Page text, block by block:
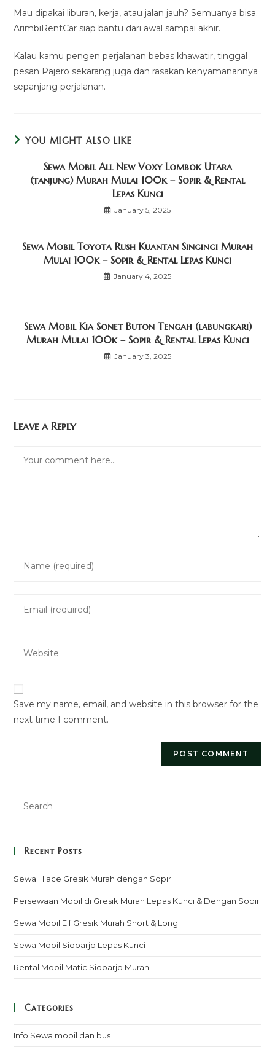
Mau dipakai liburan, kerja, atau jalan jauh? Semuanya bisa.
ArimbiRentCar siap bantu dari awal sampai akhir.
Kalau kamu pengen perjalanan bebas khawatir, tinggal
pesan Pajero sekarang juga dan rasakan kenyamanannya
sepanjang perjalanan.
YOU MIGHT ALSO LIKE
Sewa Mobil All New Voxy Lombok Utara
(tanjung) Murah Mulai 100k – Sopir & Rental
Lepas Kunci
January 5, 2025
Sewa Mobil Toyota Rush Kuantan Singingi Murah
Mulai 100k – Sopir & Rental Lepas Kunci
January 4, 2025
Sewa Mobil Kia Sonet Buton Tengah (labungkari)
Murah Mulai 100k – Sopir & Rental Lepas Kunci
January 3, 2025
Leave a Reply
your
comment
your
address
your
URL
(optional)
Save my name, email, and website in this browser for the
next time I comment.
Recent Posts
Sewa Hiace Gresik Murah dengan Sopir
Persewaan Mobil di Gresik Murah Lepas Kunci & Dengan Sopir
Sewa Mobil Elf Gresik Murah Short & Long
Sewa Mobil Sidoarjo Lepas Kunci
Rental Mobil Matic Sidoarjo Murah
Categories
Info Sewa mobil dan bus